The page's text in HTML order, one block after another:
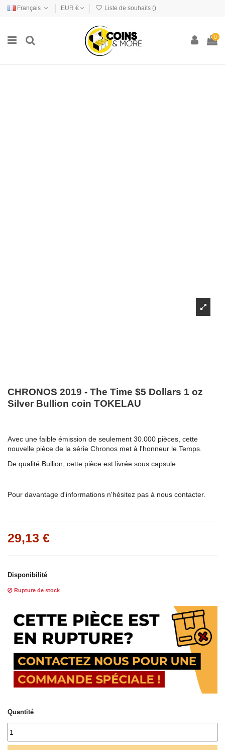
Français EUR € Liste de souhaits ()
0
CHRONOS 2019 - The Time $5 Dollars 1 oz
Silver Bullion coin TOKELAU
Avec une faible émission de seulement 30.000 pièces, cette
nouvelle pièce de la série Chronos met à l'honneur le Temps.
De qualité Bullion, cette pièce est livrée sous capsule
Pour davantage d'informations n'hésitez pas à nous contacter.
29,13 €
Disponibilité
Rupture de stock
Quantité